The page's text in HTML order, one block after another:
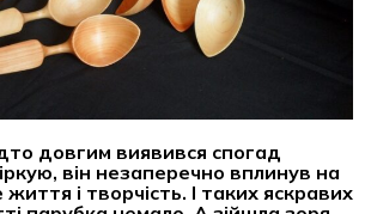
довгим виявився спогад
він незаперечно вплинув на
і творчість. І таких яскравих